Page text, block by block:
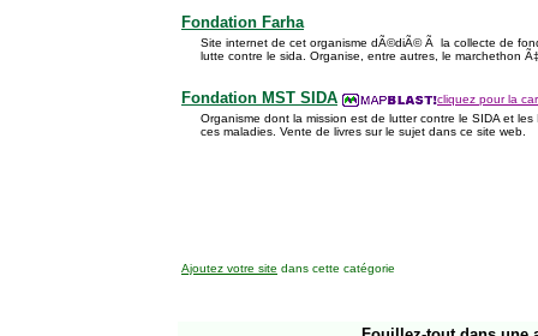
Fondation Farha
Site internet de cet organisme dÃ©diÃ© Ã la collecte de
lutte contre le sida. Organise, entre autres, le marchethon
Fondation MST SIDA
cliquez pour la
Organisme dont la mission est de lutter contre le SIDA et
ces maladies. Vente de livres sur le sujet dans ce site web.
Ajoutez votre site dans cette catégorie